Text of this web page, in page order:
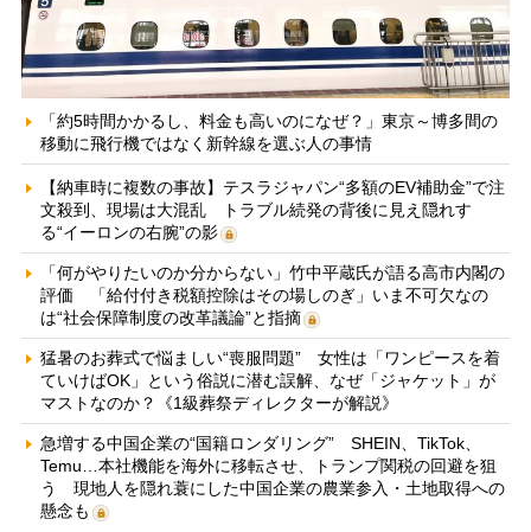
「約5時間かかるし、料金も高いのになぜ？」東京～博多間の
移動に飛行機ではなく新幹線を選ぶ人の事情
【納車時に複数の事故】テスラジャパン“多額のEV補助金”で注
文殺到、現場は大混乱 トラブル続発の背後に見え隠れす
る“イーロンの右腕”の影
「何がやりたいのか分からない」竹中平蔵氏が語る高市内閣の
評価 「給付付き税額控除はその場しのぎ」いま不可欠なの
は“社会保障制度の改革議論”と指摘
猛暑のお葬式で悩ましい“喪服問題” 女性は「ワンピースを着
ていけばOK」という俗説に潜む誤解、なぜ「ジャケット」が
マストなのか？《1級葬祭ディレクターが解説》
急増する中国企業の“国籍ロンダリング” SHEIN、TikTok、
Temu…本社機能を海外に移転させ、トランプ関税の回避を狙
う 現地人を隠れ蓑にした中国企業の農業参入・土地取得への
懸念も